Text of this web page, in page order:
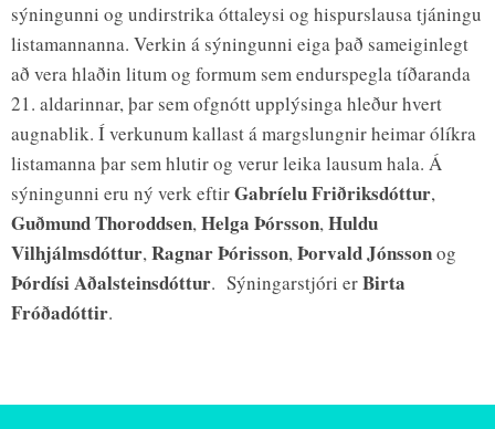
sýningunni og undirstrika óttaleysi og hispurslausa tjáningu
listamannanna. Verkin á sýningunni eiga það sameiginlegt
að vera hlaðin litum og formum sem endurspegla tíðaranda
21. aldarinnar, þar sem ofgnótt upplýsinga hleður hvert
augnablik. Í verkunum kallast á margslungnir heimar ólíkra
listamanna þar sem hlutir og verur leika lausum hala. Á
sýningunni eru ný verk eftirGabríelu Friðriksdóttur,
Guðmund Thoroddsen,Helga Þórsson,Huldu
Vilhjálmsdóttur,Ragnar Þórisson,Þorvald Jónssonog
Þórdísi Aðalsteinsdóttur. Sýningarstjóri erBirta
Fróðadóttir.